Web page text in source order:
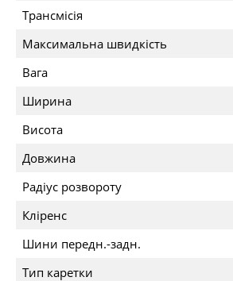
Трансмісія
Максимальна швидкість
Вага
Ширина
Висота
Довжина
Радіус розвороту
Кліренс
Шини передн.-задн.
Тип каретки